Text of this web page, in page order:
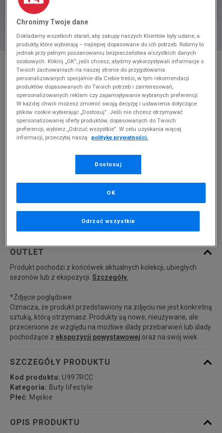
* Zdjęcie poglądowe
NEW BALANCE 997
Produkt pochodzi z końcówek aktualnych kolekcji, ubiegłych
sezonów lub z ekspozycji.Szczegóły.
309,99 zł
PRODUKT NIEDOSTĘPNY
Jeśli artykuł będzie ponownie dostępny, otrzymasz od nas
Rozmiary EU Rozmiary US
41,5 26 cm Powiadom o dostępności
42 26,5 cm
42,5 27 cm Powiadom o dostępności
44 28 cm
OUTLET
Produkt pochodzi z końcówek aktualnych kolekcji, ubiegłych
sezonów lub z ekspozycji. Szczegóły.
*Zdjęcie poglądowe
Oznacza, że produkt przedstawiony na zdjęciu nie jest konkretną
sztuką, którą otrzymasz. Produkty są nowe, nieużywane, ale
przecenione ze względu na możliwe ślady przebarwień lub ślady
pochodzące z ekspozycji powystawowej oraz na swój wiek.
SZCZEGÓŁY PRODUKTU
Kod produktu: U997RCC
Kategoria: Buty lifestyle
Płeć: Męskie
OPIS PRODUKTU
Chronimy Twoje dane
Dokładamy wszelkich starań, aby zakupy naszych Klientów były udane, a
produkty, które wybierają – najlepiej dopasowane do ich potrzeb. Robimy to
jednak przy pełnym poszanowaniu bezpieczeństwa wszystkich danych
osobowych. Kliknij „OK”, jeśli chcesz, abyśmy wykorzystywali informacje o
Twoich zachowaniach na naszej stronie do przygotowania
personalizowanych specjalnie dla Ciebie treści, w tym rekomendacji
produktów dopasowanych do Twoich potrzeb i zainteresowań,
spersonalizowanych reklam czy zapamiętywanie wybranych preferencji.
W każdej chwili możesz zmienić swoją decyzję i ustawienia dotyczące
plików cookie wybierając „Dostosuj”. Jeśli nie chcesz otrzymywać
spersonalizowanej oferty produktów, dopasowanych do Twoich
preferencji, wybierz „Odrzuć wszystkie”. W celu uzyskania więcej
informacji, przeczytaj naszą
politykę prywatności.
Dostosuj
Odrzuć wszystkie
OK